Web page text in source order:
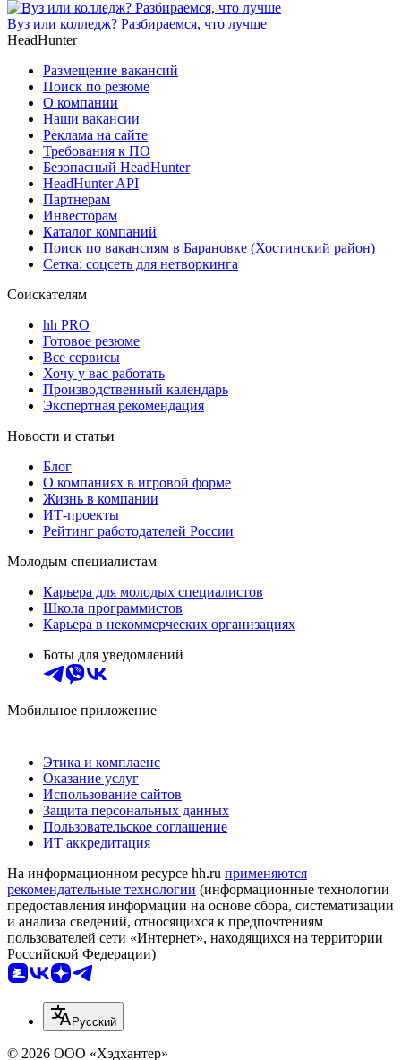
Вуз или колледж? Разбираемся, что лучше
HeadHunter
Размещение вакансий
Поиск по резюме
О компании
Наши вакансии
Реклама на сайте
Требования к ПО
Безопасный HeadHunter
HeadHunter API
Партнерам
Инвесторам
Каталог компаний
Поиск по вакансиям в Барановке (Хостинский район)
Сетка: соцсеть для нетворкинга
Соискателям
hh PRO
Готовое резюме
Все сервисы
Хочу у вас работать
Производственный календарь
Экспертная рекомендация
Новости и статьи
Блог
О компаниях в игровой форме
Жизнь в компании
ИТ-проекты
Рейтинг работодателей России
Молодым специалистам
Карьера для молодых специалистов
Школа программистов
Карьера в некоммерческих организациях
Боты для уведомлений
Мобильное приложение
Этика и комплаенс
Оказание услуг
Использование сайтов
Защита персональных данных
Пользовательское соглашение
ИТ аккредитация
На информационном ресурсе hh.ru применяются
рекомендательные технологии (информационные технологии
предоставления информации на основе сбора, систематизации
и анализа сведений, относящихся к предпочтениям
пользователей сети «Интернет», находящихся на территории
Российской Федерации)
Русский
© 2026 ООО «Хэдхантер»